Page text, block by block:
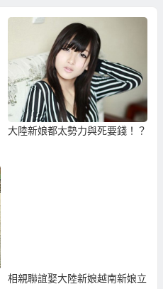
大陸新娘都太勢力與死要錢！？
相親聯誼娶大陸新娘越南新娘立